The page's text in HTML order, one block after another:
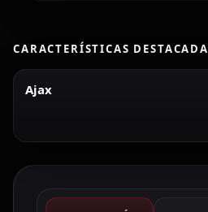
CARACTERÍSTICAS
Ajax